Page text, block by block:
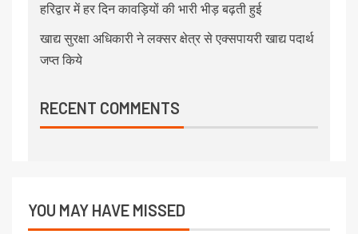
हरिद्वार में हर दिन कावड़ियों की भारी भीड़ बढ़ती हुई
खाद्य सुरक्षा अधिकारी ने लक्सर क्षेत्र से एक्सपायरी खाद्य पदार्थ
जप्त किये
RECENT COMMENTS
YOU MAY HAVE MISSED